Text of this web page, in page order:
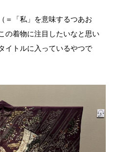
＝「私」を意味するつあお
の着物に注目したいなと思い
イトルに入っているやつで